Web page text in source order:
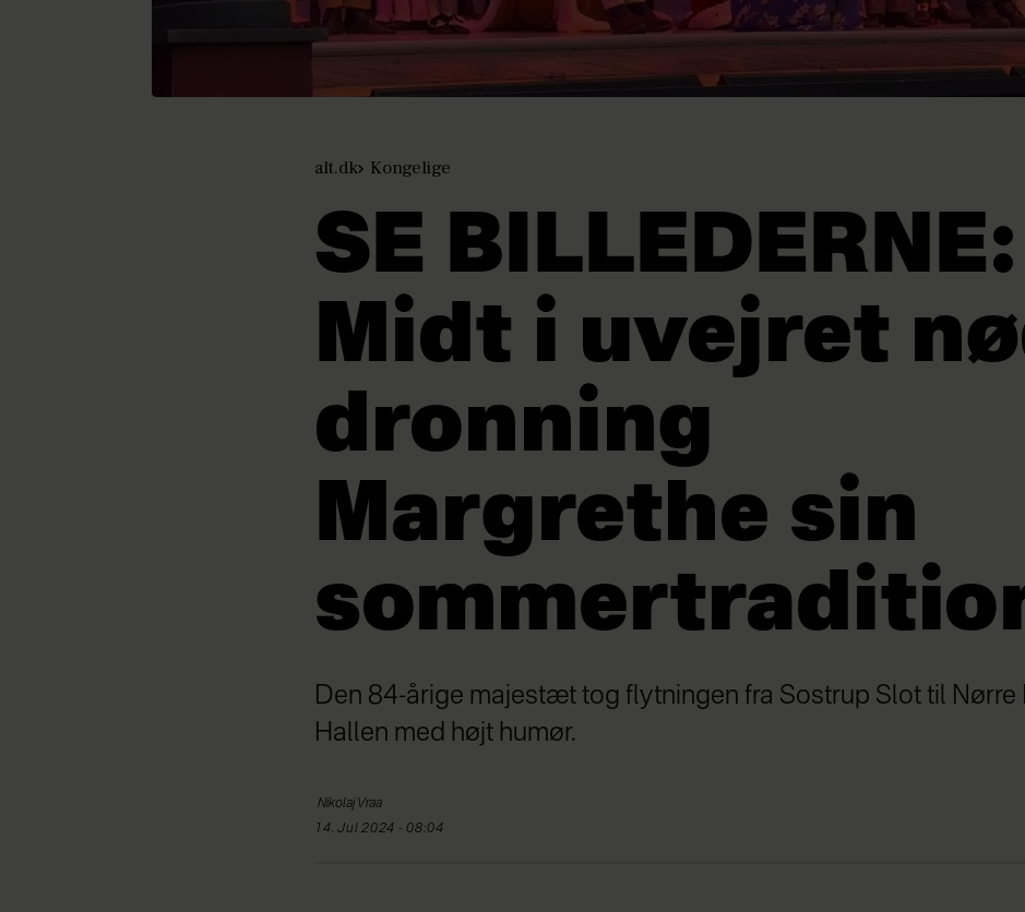
alt.dk Kongelige
SE BILLEDERNE:
Midt i uvejret
dronning
Margrethe sin
Den 84-årige majestæt tog flytningen fra Sostrup Slot til Nørre
Hallen med højt humør.
Nikolaj Vraa
14. Jul 2024 - 08:04